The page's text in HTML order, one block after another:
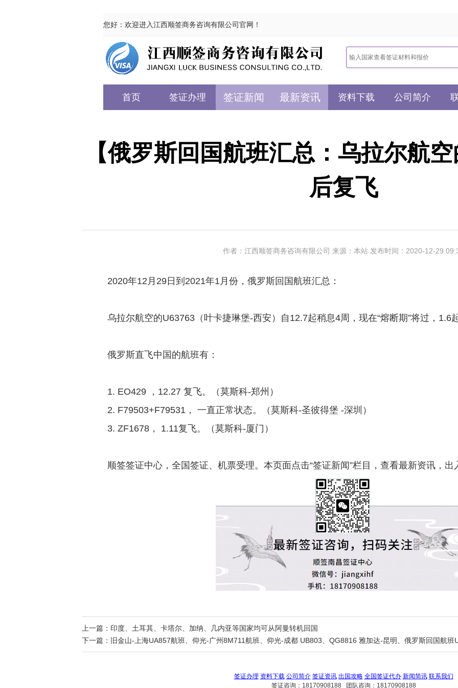
您好：欢迎进入江西顺签商务咨询有限公司官网！
首页 签证办理 签证新闻 最新资讯 资料下载 公司简介
【俄罗斯回国航班汇总：乌拉尔航
后复飞
作者：江西顺签商务咨询有限公司 来源：本站 发布时间：2020-12-29
2020年12月29日到2021年1月份，俄罗斯回国航班汇总：
乌拉尔航空的U63763（叶卡捷琳堡-西安）自12.7起稍息4周，现在“熔断期”将过，1.6
俄罗斯直飞中国的航班有：
1. EO429 ，12.27 复飞。（莫斯科-郑州）
2. F79503+F79531， 一直正常状态。（莫斯科-圣彼得堡 -深圳）
3. ZF1678， 1.11复飞。（莫斯科-厦门）
顺签签证中心，全国签证、机票受理。本页面点击“签证新闻”栏目，查看最新资讯，出
上一篇： 印度、土耳其、卡塔尔、加纳、几内亚等国家均可从阿曼转机回国
下一篇：
旧金山-上海UA857航班、仰光-广州8M711航班、仰光-成都 UB803、QG8816 雅加达-昆明、俄罗斯回国航班
签证办理 资料下载 公司简介 签证资讯 出国攻略 全国签证代办 新闻简讯 联系我们
签证咨询：18170908188 团队咨询：18170908188